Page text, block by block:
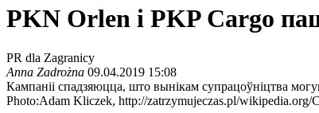
PKN Orlen i PKP Cargo
PR dla Zagranicy
Anna Zadrożna 09.04.2019 15:08
Кампаніі спадзяюцца, што вынікам супрацоўніцтва
Photo:Adam Kliczek, http://zatrzymujeczas.pl/wikipedia.org/